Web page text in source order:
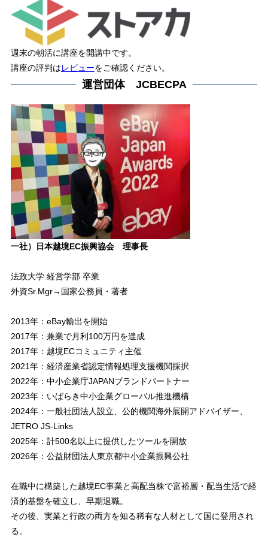
週末の朝活に講座を開講中です。
講座の評判はレビューをご確認ください。
運営団体 JCBECPA
一社）日本越境EC振興協会 理事長
法政大学 経営学部 卒業
外資Sr.Mgr→国家公務員・著者
2013年：eBay輸出を開始
2017年：兼業で月利100万円を達成
2017年：越境ECコミュニティ主催
2021年：経済産業省認定情報処理支援機関採択
2022年：中小企業庁JAPANブランドパートナー
2023年：いばらき中小企業グローバル推進機構
2024年：一般社団法人設立、公的機関海外展開アドバイザー、
JETRO JS-Links
2025年：計500名以上に提供したツールを開放
2026年：公益財団法人東京都中小企業振興公社
在職中に構築した越境EC事業と高配当株で富裕層・配当生活で経
済的基盤を確立し、早期退職。
その後、実業と行政の両方を知る稀有な人材として国に登用され
る。